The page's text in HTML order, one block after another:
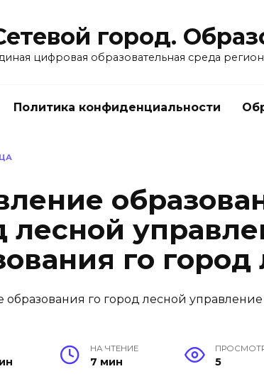
город.
цифровая образовательная среда
Политика конфиденциальности
лесной
го город
НА ЧТЕНИЕ
7 мин 5